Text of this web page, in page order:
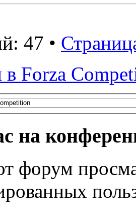
47 •
в Forza
на
форум